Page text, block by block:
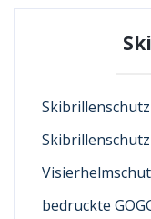
Skibrillenschutz
bedruckte